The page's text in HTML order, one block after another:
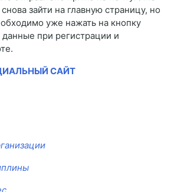
зайти на главную страницу, но
уже нажать на кнопку
при регистрации и
САЙТ